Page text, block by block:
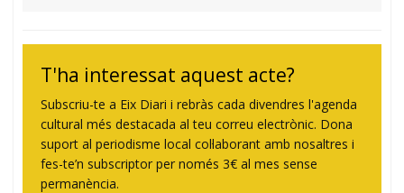
T'ha interessat aquest acte?
Subscriu-te a Eix Diari i rebràs cada divendres l'agenda
cultural més destacada al teu correu electrònic. Dona
suport al periodisme local col·laborant amb nosaltres i
fes-te’n subscriptor per només 3€ al mes sense
permanència.